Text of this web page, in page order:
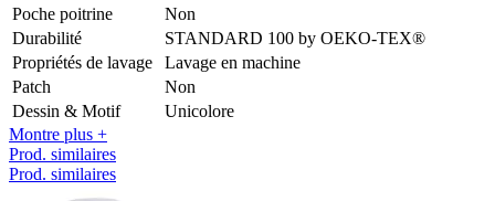
Poche poitrine
Non
Durabilité
STANDARD 100 by OEKO-TEX®
Propriétés de lavage
Lavage en machine
Patch
Non
Dessin & Motif
Unicolore
Montre plus +
Prod. similaires
Prod. similaires